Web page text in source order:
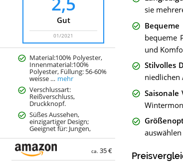
Gut
01/2021
Material:100% Polyester,
Innenmaterial:100%
Polyester, Füllung: 56-60%
weisse … mehr
Verschlussart:
Reißverschluss,
Druckknopf.
Süßes Aussehen,
einzigartiger Design;
Geeignet für: Jungen,
ca.35 €
sie
Bequeme
bequeme
und
Stilvolles
niedlichen
Saisonale